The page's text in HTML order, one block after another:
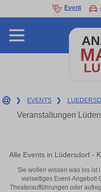
Event
❯ EVENTS ❯
Veranstaltungen
Alle Events in Lüdersdorf -
Sie wollen wissen was los ist
vielseitiges Event-Angebot!
Theateraufführungen oder